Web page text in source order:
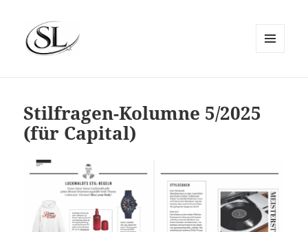
Stilfragen-Kolumne 5/2025
(für Capital)